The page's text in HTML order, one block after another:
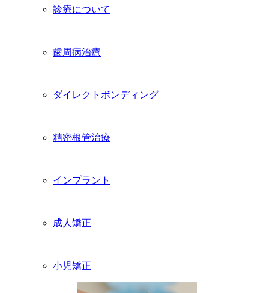
診療について
歯周病治療
ダイレクトボンディング
精密根管治療
インプラント
成人矯正
小児矯正